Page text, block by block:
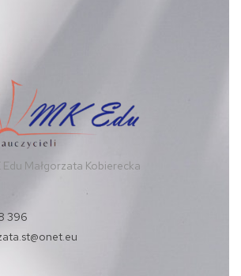
Edu Małgorzata Kobierecka
396